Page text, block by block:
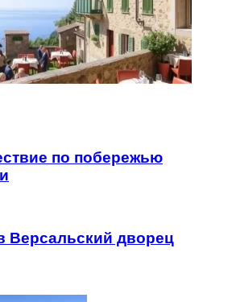
по побережью
Версальский дворец